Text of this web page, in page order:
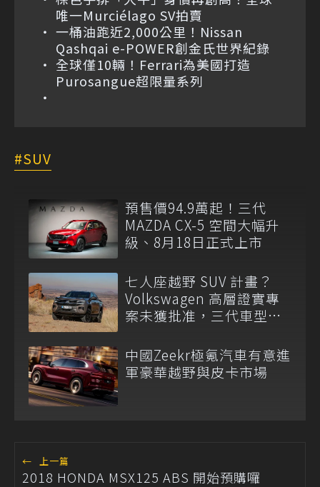
唯一Murciélago SV拍賣
一桶油跑近2,000公里！Nissan
Qashqai e-POWER創金氏世界紀錄
全球僅10輛！Ferrari為美國打造
Purosangue超限量系列
SUV
預售價94.9萬起！三代
MAZDA CX-5 空間大幅升
級、8月18日正式上市
七人座越野 SUV 計畫？
Volkswagen 高層證實專
案未獲批准，三代車型不
中國Zeekr極氪汽車有意進
軍豪華越野與皮卡市場
← 上一篇
2018 HONDA MSX125 ABS 開始預購囉